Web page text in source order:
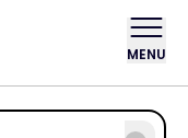
MENU